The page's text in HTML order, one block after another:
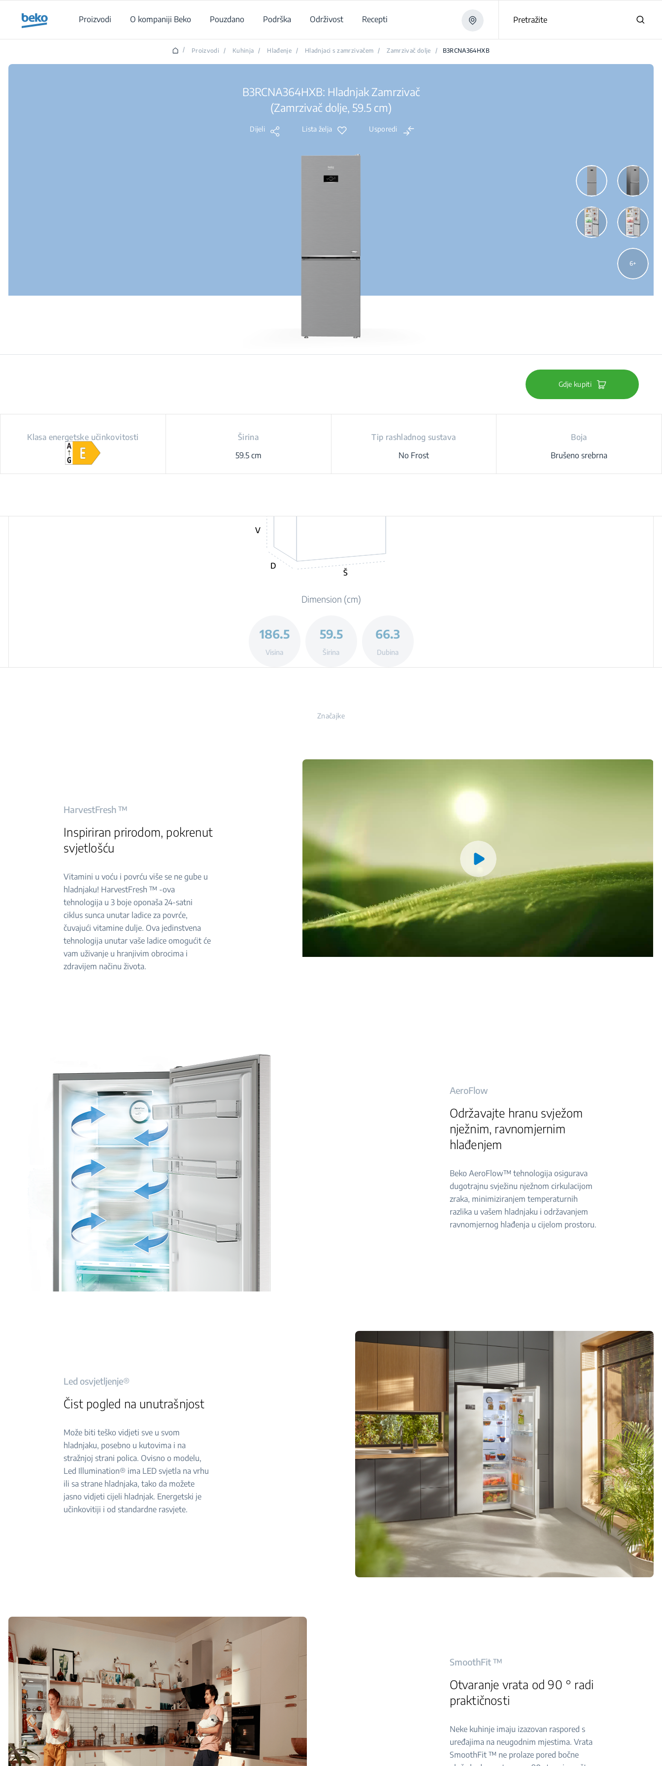
Proizvodi
O kompaniji Beko Pouzdano Podrška Održivost Recepti Pretražite
/ Proizvodi / Kuhinja / Hlađenje / Hladnjaci s zamrzivačem / Zamrzivač dolje / B3RCNA364HXB
B3RCNA364HXB: Hladnjak Zamrzivač
(Zamrzivač dolje, 59.5 cm)
Dijeli Lista želja Usporedi
6
Gdje kupiti
Klasa energetske učinkovitosti
Širina
59.5 cm
Tip rashladnog sustava
No Frost
Boja
Brušeno srebrna
V
D
Š
Dimension (cm)
186.5
Visina
59.5
Širina
66.3
Dubina
Značajke
HarvestFresh ™
Inspiriran prirodom, pokrenut
svjetlošću
Vitamini u voću i povrću više se ne gube u
hladnjaku! HarvestFresh ™ -ova
tehnologija u 3 boje oponaša 24-satni
ciklus sunca unutar ladice za povrće,
čuvajući vitamine dulje. Ova jedinstvena
tehnologija unutar vaše ladice omogućit će
vam uživanje u hranjivim obrocima i
zdravijem načinu života.
AeroFlow
Održavajte hranu svježom
nježnim, ravnomjernim
hlađenjem
Beko AeroFlow™ tehnologija osigurava
dugotrajnu svježinu nježnom cirkulacijom
zraka, minimiziranjem temperaturnih
razlika u vašem hladnjaku i održavanjem
ravnomjernog hlađenja u cijelom prostoru.
Led osvjetljenje®
Čist pogled na unutrašnjost
Može biti teško vidjeti sve u svom
hladnjaku, posebno u kutovima i na
stražnjoj strani polica. Ovisno o modelu,
Led Illumination® ima LED svjetla na vrhu
ili sa strane hladnjaka, tako da možete
jasno vidjeti cijeli hladnjak. Energetski je
učinkovitiji i od standardne rasvjete.
SmoothFit ™
Otvaranje vrata od 90 ° radi
praktičnosti
Neke kuhinje imaju izazovan raspored s
uređajima na neugodnim mjestima. Vrata
SmoothFit ™ ne prolaze pored bočne